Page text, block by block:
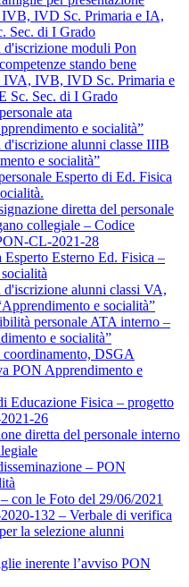
IVD Sc. Primaria e IA,
Sec. di I Grado
d'iscrizione moduli Pon
stando bene
IVA, IVB, IVD Sc. Primaria e
Sec. di I Grado
ata
e socialità”
d'iscrizione alunni classe IIIB
e socialità”
Esperto di Ed. Fisica
diretta del personale
collegiale – Codice
CL-2021-28
Esterno Ed. Fisica –
d'iscrizione alunni classi VA,
e socialità”
personale ATA interno –
e socialità”
DSGA
PON Apprendimento e
Educazione Fisica – progetto
26
diretta del personale interno
– PON
con le Foto del 29/06/2021
132 – Verbale di verifica
la selezione alunni
inerente l’avviso PON